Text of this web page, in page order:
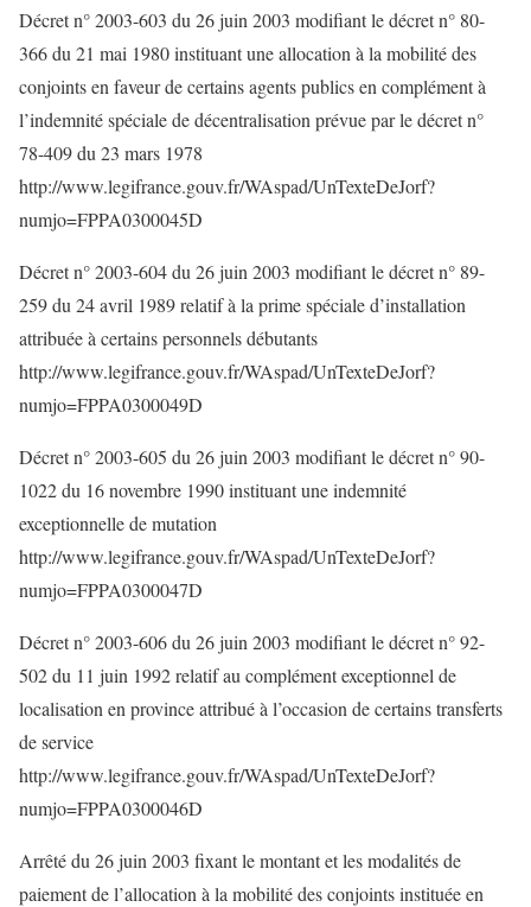
Décret n° 2003-603 du 26 juin 2003 modifiant le décret n° 80-
366 du 21 mai 1980 instituant une allocation à la mobilité des
conjoints en faveur de certains agents publics en complément à
l’indemnité spéciale de décentralisation prévue par le décret n°
78-409 du 23 mars 1978
http://www.legifrance.gouv.fr/WAspad/UnTexteDeJorf?
numjo=FPPA0300045D
Décret n° 2003-604 du 26 juin 2003 modifiant le décret n° 89-
259 du 24 avril 1989 relatif à la prime spéciale d’installation
attribuée à certains personnels débutants
http://www.legifrance.gouv.fr/WAspad/UnTexteDeJorf?
numjo=FPPA0300049D
Décret n° 2003-605 du 26 juin 2003 modifiant le décret n° 90-
1022 du 16 novembre 1990 instituant une indemnité
exceptionnelle de mutation
http://www.legifrance.gouv.fr/WAspad/UnTexteDeJorf?
numjo=FPPA0300047D
Décret n° 2003-606 du 26 juin 2003 modifiant le décret n° 92-
502 du 11 juin 1992 relatif au complément exceptionnel de
localisation en province attribué à l’occasion de certains transferts
de service
http://www.legifrance.gouv.fr/WAspad/UnTexteDeJorf?
numjo=FPPA0300046D
Arrêté du 26 juin 2003 fixant le montant et les modalités de
paiement de l’allocation à la mobilité des conjoints instituée en